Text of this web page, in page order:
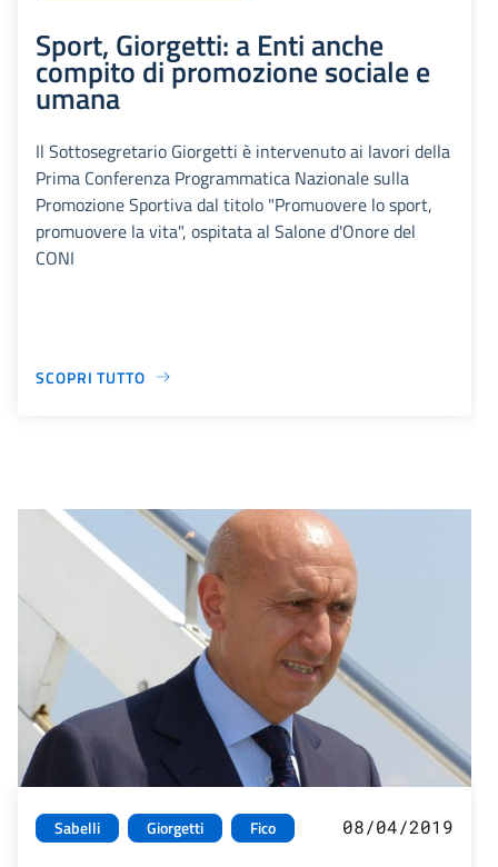
Sport, Giorgetti: a Enti anche
compito di promozione sociale e
umana
Il Sottosegretario Giorgetti è intervenuto ai lavori della
Prima Conferenza Programmatica Nazionale sulla
Promozione Sportiva dal titolo "Promuovere lo sport,
promuovere la vita", ospitata al Salone d'Onore del
CONI
SCOPRI TUTTO
Sabelli Giorgetti Fico 08/04/2019